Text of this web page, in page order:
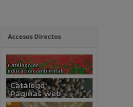
Accesos Directos